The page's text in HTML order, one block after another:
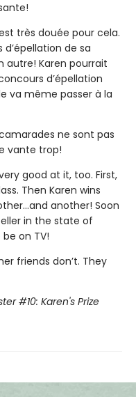
très douée pour cela.
de sa
autre! Karen pourrait
d’épellation
va même passer à la
ne sont pas
vante trop!
good at it, too. First,
Then Karen wins
another! Soon
in the state of
on TV!
friends don’t. They
#10: Karen's Prize